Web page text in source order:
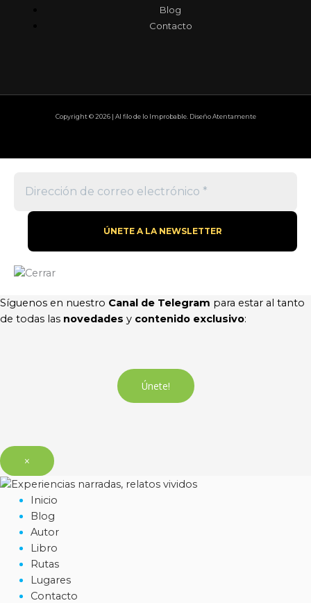
Blog
Contacto
Copyright © 2026 | Al filo de lo Improbable. Diseño Atentamente
Síguenos en nuestro Canal de Telegram para estar al tanto
de todas las novedades y contenido exclusivo:
Únete!
×
Inicio
Blog
Autor
Libro
Rutas
Lugares
Contacto